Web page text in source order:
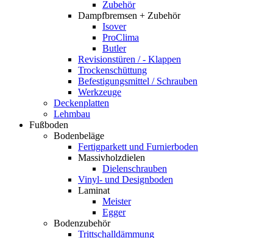
Zubehör
Dampfbremsen + Zubehör
Isover
ProClima
Butler
Revisionstüren / - Klappen
Trockenschüttung
Befestigungsmittel / Schrauben
Werkzeuge
Deckenplatten
Lehmbau
Fußboden
Bodenbeläge
Fertigparkett und Furnierboden
Massivholzdielen
Dielenschrauben
Vinyl- und Designboden
Laminat
Meister
Egger
Bodenzubehör
Trittschalldämmung